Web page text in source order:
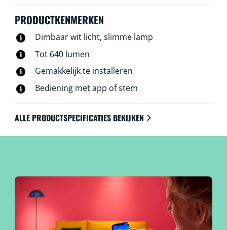
op je eigen wifinetwerk. Meer heb je niet nodig.
PRODUCTKENMERKEN
Dimbaar wit licht, slimme lamp
Tot 640 lumen
Gemakkelijk te installeren
Bediening met app of stem
ALLE PRODUCTSPECIFICATIES BEKIJKEN